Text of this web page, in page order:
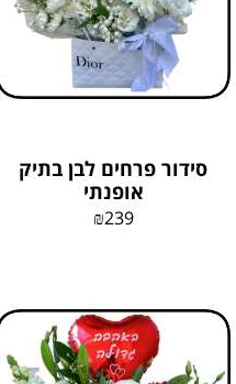
סידור פרחים לבן בתיק
אופנתי
₪239